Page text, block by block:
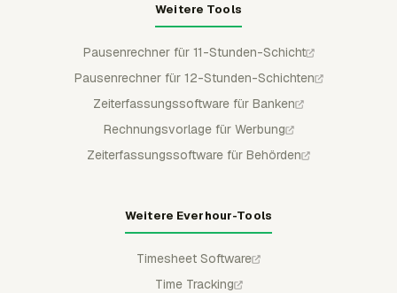
Weitere Tools
Pausenrechner für 11-Stunden-Schicht
Pausenrechner für 12-Stunden-Schichten
Zeiterfassungssoftware für Banken
Rechnungsvorlage für Werbung
Zeiterfassungssoftware für Behörden
Weitere Everhour-Tools
Timesheet Software
Time Tracking